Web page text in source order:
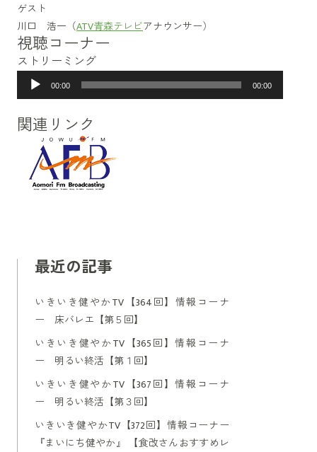
ゲスト
川口 浩一（ATV青森テレビアナウンサー）
視聴コーナー
ストリーミング
声
プ
レ
00:00 00:00
関連リンク
最近の記事
いきいき健やかTV【364回】情報コーナ
ー 床バレエ【第５回】
いきいき健やかTV【365回】情報コーナ
ー 明るい終活【第１回】
いきいき健やかTV【367回】情報コーナ
ー 明るい終活【第３回】
いきいき健やかTV【372回】情報コーナー
『まいにち健やか』 【食改さんおすすめレ